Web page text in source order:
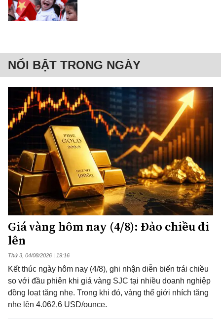
NỔI BẬT TRONG NGÀY
Giá vàng hôm nay (4/8): Đảo chiều đi
lên
Thứ 3, 04/08/2026 | 19:16
Kết thúc ngày hôm nay (4/8), ghi nhận diễn biến trái chiều
so với đầu phiên khi giá vàng SJC tại nhiều doanh nghiệp
đồng loạt tăng nhẹ. Trong khi đó, vàng thế giới nhích tăng
nhẹ lên 4.062,6 USD/ounce.